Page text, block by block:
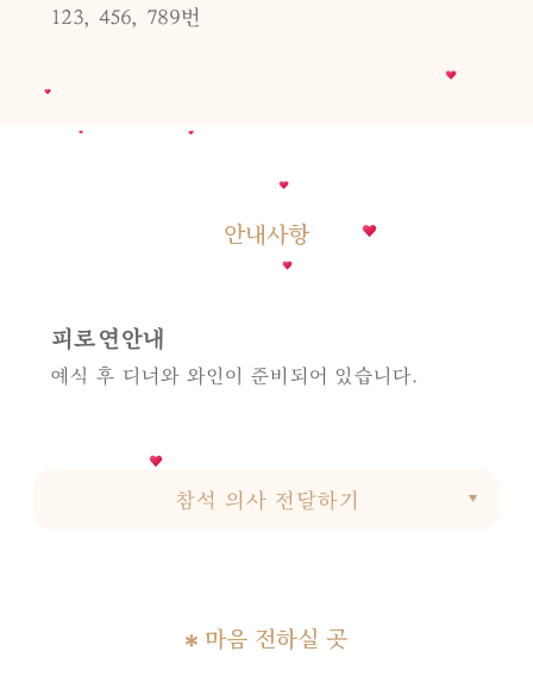
123, 456, 789번
안내사항
피로연안내
예식 후 디너와 와인이 준비되어 있습니다.
참석 의사 전달하기
마음 전하실 곳